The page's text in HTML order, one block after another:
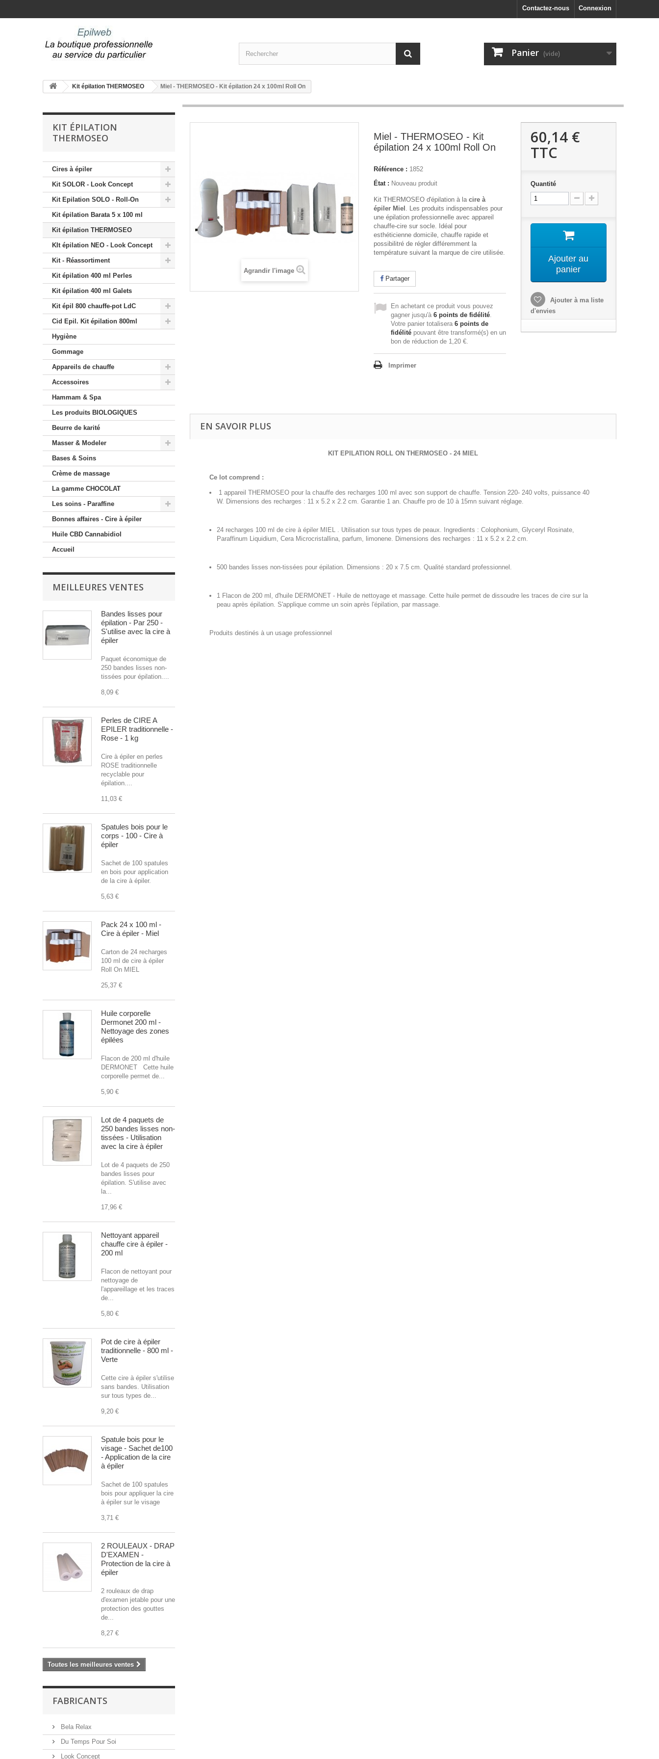
Connexion
Contactez-nous
Panier (vide)
Kit épilation THERMOSEO Miel - THERMOSEO - Kit épilation 24 x 100ml Roll On
KIT ÉPILATION
THERMOSEO
Cires à épiler
Kit SOLOR - Look Concept
Kit Epilation SOLO - Roll-On
Kit épilation Barata 5 x 100 ml
Kit épilation THERMOSEO
KIt épilation NEO - Look Concept
Kit - Réassortiment
Kit épilation 400 ml Perles
Kit épilation 400 ml Galets
Kit épil 800 chauffe-pot LdC
Cid Epil. Kit épilation 800ml
Hygiène
Gommage
Appareils de chauffe
Accessoires
Hammam & Spa
Les produits BIOLOGIQUES
Beurre de karité
Masser & Modeler
Bases & Soins
Crème de massage
La gamme CHOCOLAT
Les soins - Paraffine
Bonnes affaires - Cire à épiler
Huile CBD Cannabidiol
Accueil
MEILLEURES VENTES
Bandes lisses pour
épilation - Par 250 -
S'utilise avec la cire à
épiler
Paquet économique de
250 bandes lisses non-
tissées pour épilation....
8,09 €
Perles de CIRE A
EPILER traditionnelle -
Rose - 1 kg
Cire à épiler en perles
ROSE traditionnelle
recyclable pour
épilation....
11,03 €
Spatules bois pour le
corps - 100 - Cire à
épiler
Sachet de 100 spatules
en bois pour application
de la cire à épiler.
5,63 €
Pack 24 x 100 ml -
Cire à épiler - Miel
Carton de 24 recharges
100 ml de cire à épiler
Roll On MIEL
25,37 €
Huile corporelle
Dermonet 200 ml -
Nettoyage des zones
épilées
Flacon de 200 ml d'huile
DERMONET Cette huile
corporelle permet de...
5,90 €
Lot de 4 paquets de
250 bandes lisses non-
tissées - Utilisation
avec la cire à épiler
Lot de 4 paquets de 250
bandes lisses pour
épilation. S'utilise avec
la...
17,96 €
Nettoyant appareil
chauffe cire à épiler -
200 ml
Flacon de nettoyant pour
nettoyage de
l'appareillage et les traces
de...
5,80 €
Pot de cire à épiler
traditionnelle - 800 ml -
Verte
Cette cire à épiler s'utilise
sans bandes. Utilisation
sur tous types de...
9,20 €
Spatule bois pour le
visage - Sachet de100
- Application de la cire
à épiler
Sachet de 100 spatules
bois pour appliquer la cire
à épiler sur le visage
3,71 €
2 ROULEAUX - DRAP
D'EXAMEN -
Protection de la cire à
épiler
2 rouleaux de drap
d'examen jetable pour une
protection des gouttes
de...
8,27 €
Toutes les meilleures ventes
FABRICANTS
Bela Relax
Du Temps Pour Soi
Look Concept
Agrandir l'image
Miel - THERMOSEO - Kit
épilation 24 x 100ml Roll On
Référence : 1852
État : Nouveau produit
Kit THERMOSEO d'épilation à la cire à
épiler Miel . Les produits indispensables pour
une épilation professionnelle avec appareil
chauffe-cire sur socle. Idéal pour
esthéticienne domicile, chauffe rapide et
possibilitré de régler différemment la
température suivant la marque de cire utilisée.
Partager
En achetant ce produit vous pouvez
gagner jusqu'à 6 points de fidélité.
Votre panier totalisera 6 points de
fidélité pouvant être transformé(s) en un
bon de réduction de 1,20 €.
Imprimer
60,14 €
TTC
Quantité
Ajouter au
panier
Ajouter à ma liste
d'envies
EN SAVOIR PLUS
KIT EPILATION ROLL ON THERMOSEO - 24 MIEL
Ce lot comprend :
1 appareil THERMOSEO pour la chauffe des recharges 100 ml avec son support de chauffe. Tension 220- 240 volts, puissance 40
W. Dimensions des recharges : 11 x 5.2 x 2.2 cm. Garantie 1 an. Chauffe pro de 10 à 15mn suivant réglage.
24 recharges 100 ml de cire à épiler MIEL . Utilisation sur tous types de peaux. Ingredients : Colophonium, Glyceryl Rosinate,
Paraffinum Liquidium, Cera Microcristallina, parfum, limonene. Dimensions des recharges : 11 x 5.2 x 2.2 cm.
500 bandes lisses non-tissées pour épilation. Dimensions : 20 x 7.5 cm. Qualité standard professionnel.
1 Flacon de 200 ml, d'huile DERMONET - Huile de nettoyage et massage. Cette huile permet de dissoudre les traces de cire sur la
peau après épilation. S'applique comme un soin après l'épilation, par massage.
Produits destinés à un usage professionnel